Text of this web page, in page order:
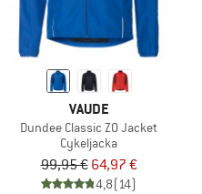
VAUDE
Dundee Classic ZO Jacket
Cykeljacka
99,95 € 64,97 €
4,8(14)